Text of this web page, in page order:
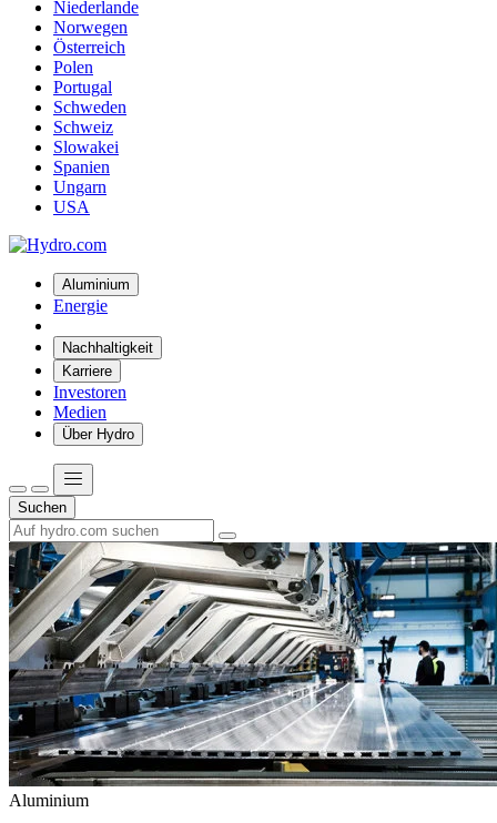
Niederlande
Norwegen
Österreich
Polen
Portugal
Schweden
Schweiz
Slowakei
Spanien
Ungarn
USA
Aluminium
Energie
Nachhaltigkeit
Karriere
Investoren
Medien
Über Hydro
Suchen
Aluminium